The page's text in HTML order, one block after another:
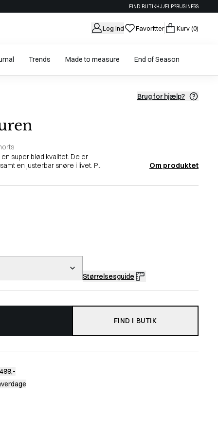
FIND BUTIKHJÆLP?BUSINESS
Log ind Favoritter Kurv(0)
Trends Made to measure End of Season
Brug for hjælp?
en super blød kvalitet. De er
en justerbar snøre i livet. P...
Om produktet
Størrelsesguide
FIND I BUTIK